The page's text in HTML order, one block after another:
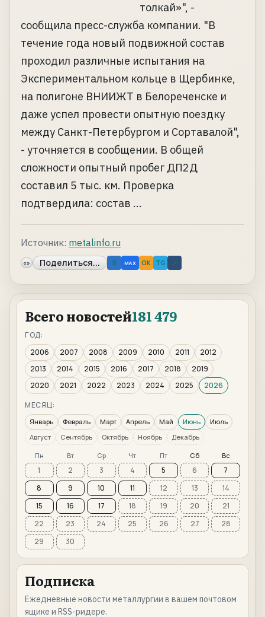
толкай»", -
сообщила пресс-служба компании. "В
течение года новый подвижной состав
проходил различные испытания на
Экспериментальном кольце в Щербинке,
на полигоне ВНИИЖТ в Белореченске и
даже успел провести опытную поездку
между Санкт-Петербургом и Сортавалой",
- уточняется в сообщении. В общей
сложности опытный пробег ДП2Д
составил 5 тыс. км. Проверка
подтвердила: состав ...
Источник: metalinfo.ru
«» Поделиться... B MAX OK TG ↗
Всего новостей181 479
ГОД:
2006
2007 2008 2009 2010 2011
2012
2013
2014 2015 2016 2017 2018
2019
2020
2021 2022 2023 2024 2025
2026
МЕСЯЦ:
Январь Февраль Март Апрель Май Июнь
Июль
Август
Сентябрь Октябрь Ноябрь Декабрь
Пн Вт Ср Чт Пт Сб Вс
1 2 3 4 5 6
7
8
9 10 11 12 13
14
15
16 17 18 19 20
21
22
23 24 25 26 27
28
29
30
Подписка
Ежедневные новости металлургии в вашем почтовом
ящике и RSS-ридере.